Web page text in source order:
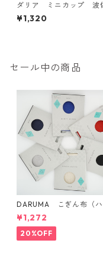
ダリア ミニカップ 波
焼【日本製】
¥1,320
セール中の商品
DARUMA こぎん布（ハ
タイプ）
¥1,272
20%OFF